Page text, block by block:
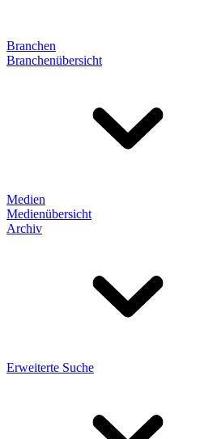
Branchen
Branchenübersicht
Medien
Medienübersicht
Archiv
Erweiterte Suche